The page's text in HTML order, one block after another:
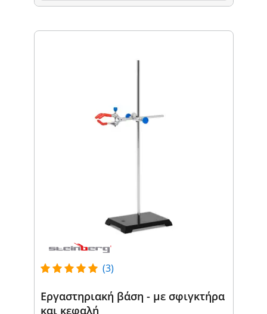
(3)
Εργαστηριακή βάση - με σφιγκτήρα
και κεφαλή